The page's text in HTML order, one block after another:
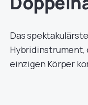
Das
Hybridinstrument,
einzigen Körper